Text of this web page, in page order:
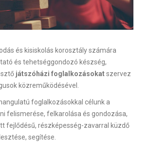
és kisiskolás korosztály számára
és tehetséggondozó készség,
játszóházi foglalkozásokatszervez
közreműködésével.
foglalkozásokkal célunk a
felismerése, felkarolása és gondozása,
fejlődésű, részképesség-zavarral küzdő
segítése.